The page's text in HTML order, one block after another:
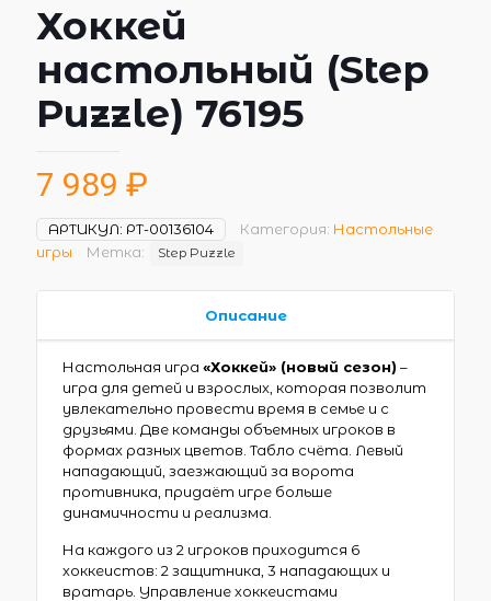
Хоккей
настольный (Step
Puzzle) 76195
7 989 ₽
АРТИКУЛ: РТ-00136104 Категория: Настольные
игры
Метка: Step Puzzle
Описание
Настольная игра«Хоккей» (новый сезон) –
игра для детей и взрослых, которая позволит
увлекательно провести время в семье и с
друзьями. Две команды объемных игроков в
формах разных цветов. Табло счёта. Левый
нападающий, заезжающий за ворота
противника, придаёт игре больше
динамичности и реализма.
На каждого из 2 игроков приходится 6
хоккеистов: 2 защитника, 3 нападающих и
вратарь. Управление хоккеистами